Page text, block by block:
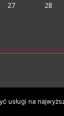
27 28
usługi na